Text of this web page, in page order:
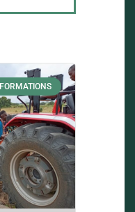
FORMATIONS